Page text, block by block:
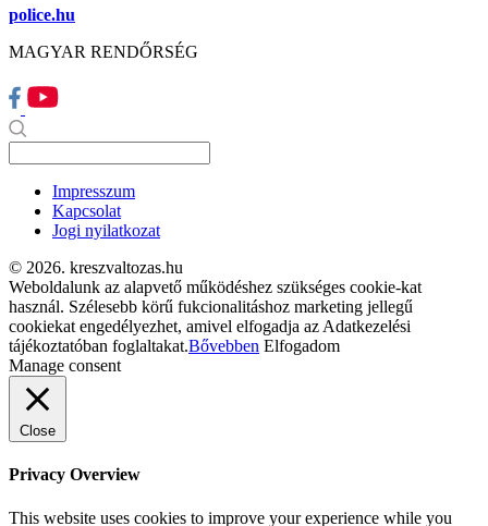
police.hu
MAGYAR RENDŐRSÉG
Impresszum
Kapcsolat
Jogi nyilatkozat
© 2026. kreszvaltozas.hu
Weboldalunk az alapvető működéshez szükséges cookie-kat
használ. Szélesebb körű fukcionalitáshoz marketing jellegű
cookiekat engedélyezhet, amivel elfogadja az Adatkezelési
tájékoztatóban foglaltakat.Bővebben Elfogadom
Manage consent
Close
Privacy Overview
This website uses cookies to improve your experience while you